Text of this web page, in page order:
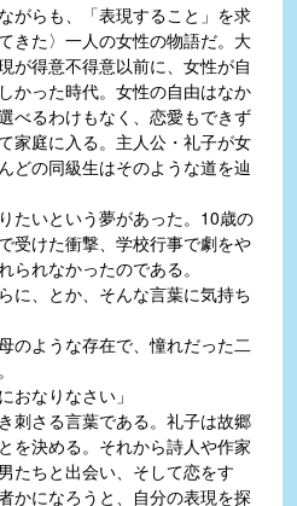
がらも、「表現すること」を求
きた〉一人の女性の物語だ。大
が得意不得意以前に、女性が自
かった時代。女性の自由はなか
べるわけもなく、恋愛もできず
家庭に入る。主人公・礼子が女
どの同級生はそのような道を辿
たいという夢があった。10歳の
受けた衝撃、学校行事で劇をや
られなかったのである。
に、とか、そんな言葉に気持ち
のような存在で、憧れだった二
おなりなさい」
刺さる言葉である。礼子は故郷
を決める。それから詩人や作家
たちと出会い、そして恋をす
かになろうと、自分の表現を探